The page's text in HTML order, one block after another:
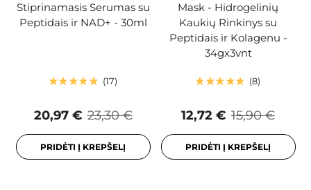
Stiprinamasis Serumas su
Peptidais ir NAD+ - 30ml
17
23,30 €
20,97 €
PRIDĖTI Į KREPŠELĮ
Mask - Hidrogelinių
Kaukių Rinkinys su
Peptidais ir Kolagenu -
34gx3vnt
8
15,90 €
12,72 €
PRIDĖTI Į KREPŠELĮ